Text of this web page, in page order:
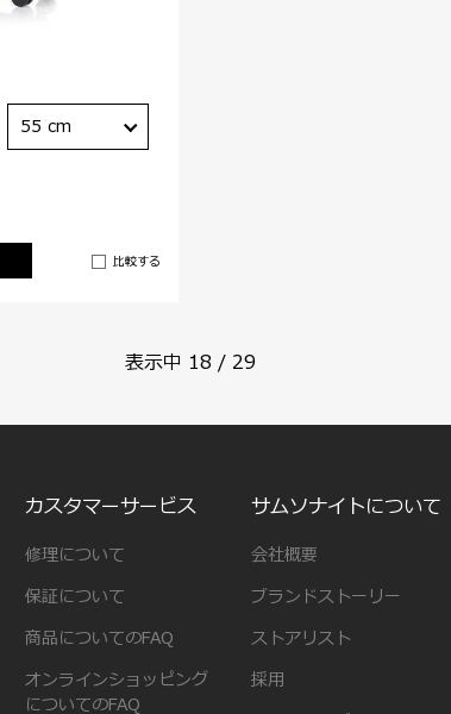
比較する
55 cm
表示中 18 / 29
カスタマーサービス
修理について
保証について
商品についてのFAQ
オンラインショッピング
についてのFAQ
サムソナイトについて
会社概要
ブランドストーリー
ストアリスト
採用